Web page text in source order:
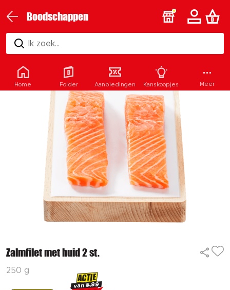
Boodschappen
Ik zoek...
Zalmfilet met huid 2 st.
250 g
ACTIE
van5.99
Home Folder Aanbiedingen Kanskoopjes Meer